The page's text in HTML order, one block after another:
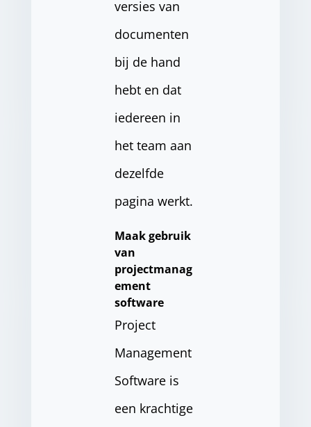
versies van
documenten
bij de hand
hebt en dat
iedereen in
het team aan
dezelfde
pagina werkt.
Maak gebruik
van
projectmanag
ement
software
Project
Management
Software is
een krachtige